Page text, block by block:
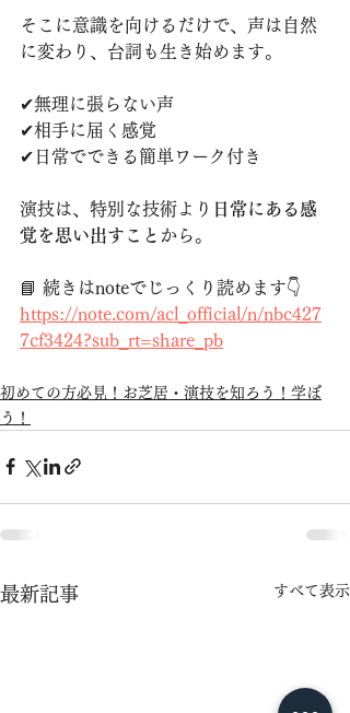
そこに意識を向けるだけで、声は自然
に変わり、台詞も生き始めます。
✔無理に張らない声
✔相手に届く感覚
✔日常でできる簡単ワーク付き
演技は、特別な技術より 日常にある感
覚を思い出すこと から。
📘 続きはnoteでじっくり読めます👇
https://note.com/acl_official/n/nbc427
7cf3424?sub_rt=share_pb
初めての方必見！お芝居・演技を知ろう！学ぼ
う！
最新記事 すべて表示